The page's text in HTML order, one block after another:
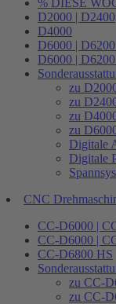
% DIESE
D2000 | D2400
D4000
D6000 |
D6000 |
zu
zu
zu
zu
Digitale
Digitale
CNC
CC-D6000 |
CC-D6000 |
CC-D6800 HS
zu CC-
zu CC-